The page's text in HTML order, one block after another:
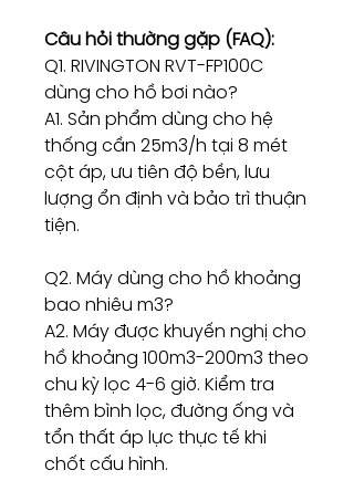
Câu hỏi thường gặp (FAQ):
Q1. RIVINGTON RVT-FP100C
dùng cho hồ bơi nào?
A1. Sản phẩm dùng cho hệ
thống cần 25m3/h tại 8 mét
cột áp, ưu tiên độ bền, lưu
lượng ổn định và bảo trì thuận
tiện.
Q2. Máy dùng cho hồ khoảng
bao nhiêu m3?
A2. Máy được khuyến nghị cho
hồ khoảng 100m3-200m3 theo
chu kỳ lọc 4-6 giờ. Kiểm tra
thêm bình lọc, đường ống và
tổn thất áp lực thực tế khi
chốt cấu hình.